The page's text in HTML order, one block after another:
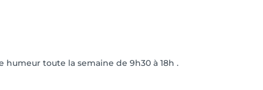
humeur toute la semaine de 9h30 à 18h .